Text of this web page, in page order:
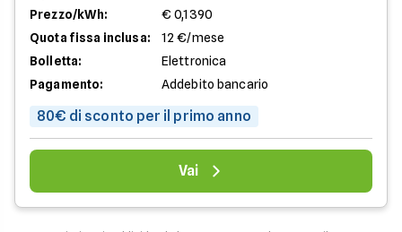
Prezzo/kWh:
€ 0,1390
Quota fissa inclusa:
12 €/mese
Bolletta:
Elettronica
Pagamento:
Addebito bancario
80€ di sconto per il primo anno
Vai